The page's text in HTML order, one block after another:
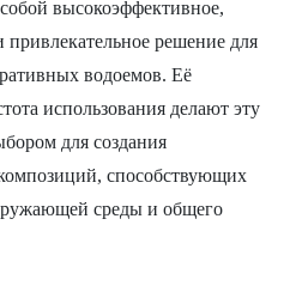
высокоэффективное,
привлекательное решение для
водоемов. Её
использования делают эту
для создания
способствующих
среды и общего